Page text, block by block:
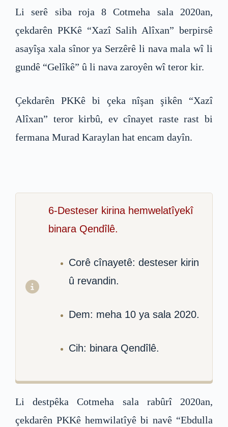
Li serê siba roja 8 Cotmeha sala 2020an,
çekdarên PKKê “Xazî Salih Alîxan” berpirsê
asayîşa xala sînor ya Serzêrê li nava mala wî li
gundê “Gelîkê” û li nava zaroyên wî teror kir.
Çekdarên PKKê bi çeka nîşan şikên “Xazî
Alîxan” teror kirbû, ev cînayet raste rast bi
fermana Murad Karaylan hat encam dayîn.
6-Desteser kirina hemwelatîyekî
binara Qendîlê.
Corê cînayetê: desteser kirin
û revandin.
Dem: meha 10 ya sala 2020.
Cih: binara Qendîlê.
Li destpêka Cotmeha sala rabûrî 2020an,
çekdarên PKKê hemwilatîyê bi navê “Ebdulla